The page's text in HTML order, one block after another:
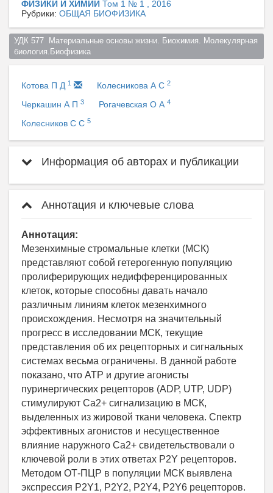
ФИЗИКИ И ХИМИИ Том 1 № 1 , 2016
Рубрики: ОБЩАЯ БИОФИЗИКА
УДК 577  Материальные основы жизни. Биохимия. Молекулярная
биология.Биофизика
Котова П Д 1 Колесникова А С 2
Черкашин А П 3 Рогачевская О А 4
Колесников С С 5
Информация об авторах и публикации
Аннотация и ключевые слова
Аннотация:
Мезенхимные стромальные клетки (МСК)
представляют собой гетерогенную популяцию
пролиферирующих недифференцированных
клеток, которые способны давать начало
различным линиям клеток мезенхимного
происхождения. Несмотря на значительный
прогресс в исследовании МСК, текущие
представления об их рецепторных и сигнальных
системах весьма ограничены. В данной работе
показано, что АТР и другие агонисты
пуринергических рецепторов (АDР, UTP, UDP)
стимулируют Са2+ сигнализацию в МСК,
выделенных из жировой ткани человека. Спектр
эффективных агонистов и несущественное
влияние наружного Са2+ свидетельствовали о
ключевой роли в этих ответах P2Y рецепторов.
Методом ОТ-ПЦР в популяции МСК выявлена
экспрессия P2Y1, P2Y2, P2Y4, P2Y6 рецепторов.